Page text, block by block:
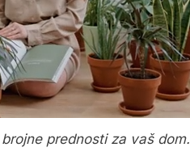
prednosti za vaš dom.